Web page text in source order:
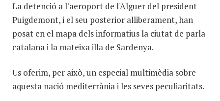
La detenció a l'aeroport de l'Alguer del president
Puigdemont, i el seu posterior alliberament, han
posat en el mapa dels informatius la ciutat de parla
catalana i la mateixa illa de Sardenya.
Us oferim, per això, un especial multimèdia sobre
aquesta nació mediterrània i les seves peculiaritats.